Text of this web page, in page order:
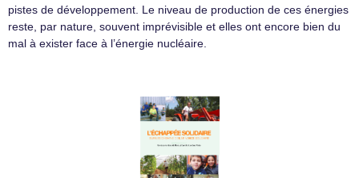
pistes de développement. Le niveau de production de ces énergies
reste, par nature, souvent imprévisible et elles ont encore bien du
mal à exister face à l’énergie nucléaire.